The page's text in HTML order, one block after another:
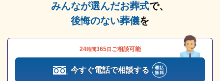
みんなが選んだお葬式で、
後悔のない葬儀を
24時間365日 ご相談可能
今すぐ電話で相談する